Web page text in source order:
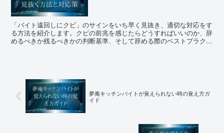
「バイト遠回しにクビ」のサインをいち早く見抜き、適切な対応をす
る方法を紹介します。クビの前兆を感じたらどうすればいいのか、辞
めるべきか残るべきかの判断基準、そして辞める際のベストプラクテ
夢庵キッチンバイトが覚えられない時の覚え方ガ
イド